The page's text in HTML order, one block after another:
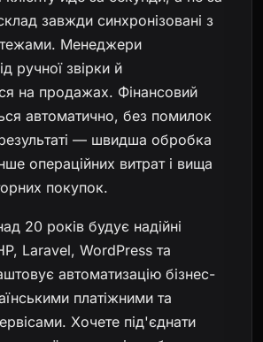
завжди синхронізовані з
Менеджери
ручної звірки й
на продажах. Фінансовий
автоматично, без помилок
— швидша обробка
операційних витрат і вища
покупок.
20 років будує надійні
Laravel, WordPress та
автоматизацію бізнес-
платіжними та
Хочете під'єднати